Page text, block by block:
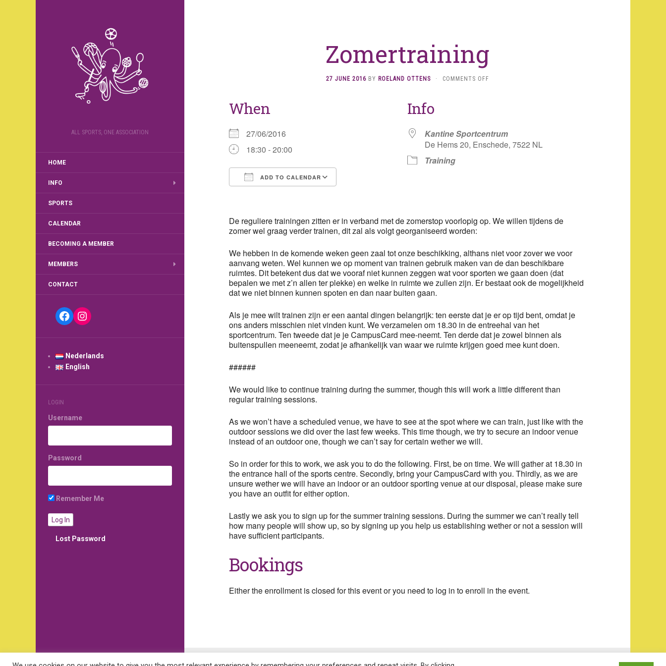
ALL SPORTS, ONE ASSOCIATION
HOME
INFO
SPORTS
CALENDAR
BECOMING A MEMBER
MEMBERS
CONTACT
Facebook
Instagram
Nederlands
English
LOGIN
Username
Password
Remember Me
Lost Password
Zomertraining
27 JUNE 2016BY ROELAND OTTENS · COMMENTS OFFON
When
27/06/2016
18:30 - 20:00
ADD TO CALENDAR
Info
Kantine Sportcentrum
De Hems 20, Enschede, 7522 NL
Training
De reguliere trainingen zitten er in verband met de zomerstop voorlopig op. We willen tijdens de
zomer wel graag verder trainen, dit zal als volgt georganiseerd worden:
We hebben in de komende weken geen zaal tot onze beschikking, althans niet voor zover we voor
aanvang weten. Wel kunnen we op moment van trainen gebruik maken van de dan beschikbare
ruimtes. Dit betekent dus dat we vooraf niet kunnen zeggen wat voor sporten we gaan doen (dat
bepalen we met z’n allen ter plekke) en welke in ruimte we zullen zijn. Er bestaat ook de mogelijkheid
dat we niet binnen kunnen spoten en dan naar buiten gaan.
Als je mee wilt trainen zijn er een aantal dingen belangrijk: ten eerste dat je er op tijd bent, omdat je
ons anders misschien niet vinden kunt. We verzamelen om 18.30 in de entreehal van het
sportcentrum. Ten tweede dat je je CampusCard mee-neemt. Ten derde dat je zowel binnen als
buitenspullen meeneemt, zodat je afhankelijk van waar we ruimte krijgen goed mee kunt doen.
######
We would like to continue training during the summer, though this will work a little different than
regular training sessions.
As we won’t have a scheduled venue, we have to see at the spot where we can train, just like with the
outdoor sessions we did over the last few weeks. This time though, we try to secure an indoor venue
instead of an outdoor one, though we can’t say for certain wether we will.
So in order for this to work, we ask you to do the following. First, be on time. We will gather at 18.30 in
the entrance hall of the sports centre. Secondly, bring your CampusCard with you. Thirdly, as we are
unsure wether we will have an indoor or an outdoor sporting venue at our disposal, please make sure
you have an outfit for either option.
Lastly we ask you to sign up for the summer training sessions. During the summer we can’t really tell
how many people will show up, so by signing up you help us establishing wether or not a session will
have sufficient participants.
Bookings
Either the enrollment is closed for this event or you need to log in to enroll in the event.
Post